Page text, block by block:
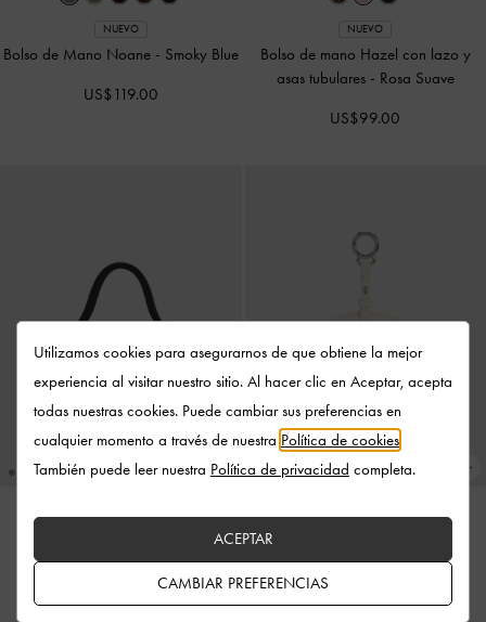
NUEVO
Bolso de Mano Noane - Smoky Blue
US$119.00
NUEVO
Bolso de mano Hazel con lazo y
asas tubulares - Rosa Suave
US$99.00
Bolso de mano Hazel con lazo y
Noir
Bolso de mano Reese con lazo
Utilizamos cookies para asegurarnos de que obtiene la mejor
experiencia al visitar nuestro sitio. Al hacer clic en Aceptar, acepta
todas nuestras cookies. Puede cambiar sus preferencias en
cualquier momento a través de nuestra Política de cookies
También puede leer nuestra Política de privacidad completa.
CAMBIAR PREFERENCIAS
ACEPTAR